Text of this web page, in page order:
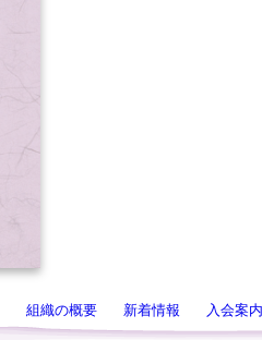
組織の概要 新着情報 入会案内